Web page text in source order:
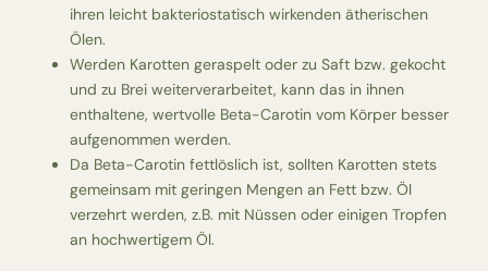
ihren leicht bakteriostatisch wirkenden ätherischen
Ölen.
Werden Karotten geraspelt oder zu Saft bzw. gekocht
und zu Brei weiterverarbeitet, kann das in ihnen
enthaltene, wertvolle Beta-Carotin vom Körper besser
aufgenommen werden.
Da Beta-Carotin fettlöslich ist, sollten Karotten stets
gemeinsam mit geringen Mengen an Fett bzw. Öl
verzehrt werden, z.B. mit Nüssen oder einigen Tropfen
an hochwertigem Öl.